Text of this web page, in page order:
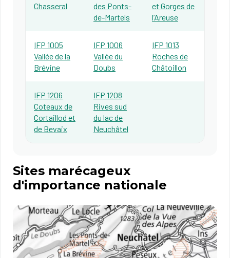
Chasseral
des Ponts-
de-Martels
et Gorges de
l’Areuse
IFP 1005
Vallée de la
Brévine
IFP 1006
Vallée du
Doubs
IFP 1013
Roches de
Châtoillon
IFP 1206
Coteaux de
Cortaillod et
de Bevaix
IFP 1208
Rives sud
du lac de
Neuchâtel
Sites marécageux
d'importance nationale